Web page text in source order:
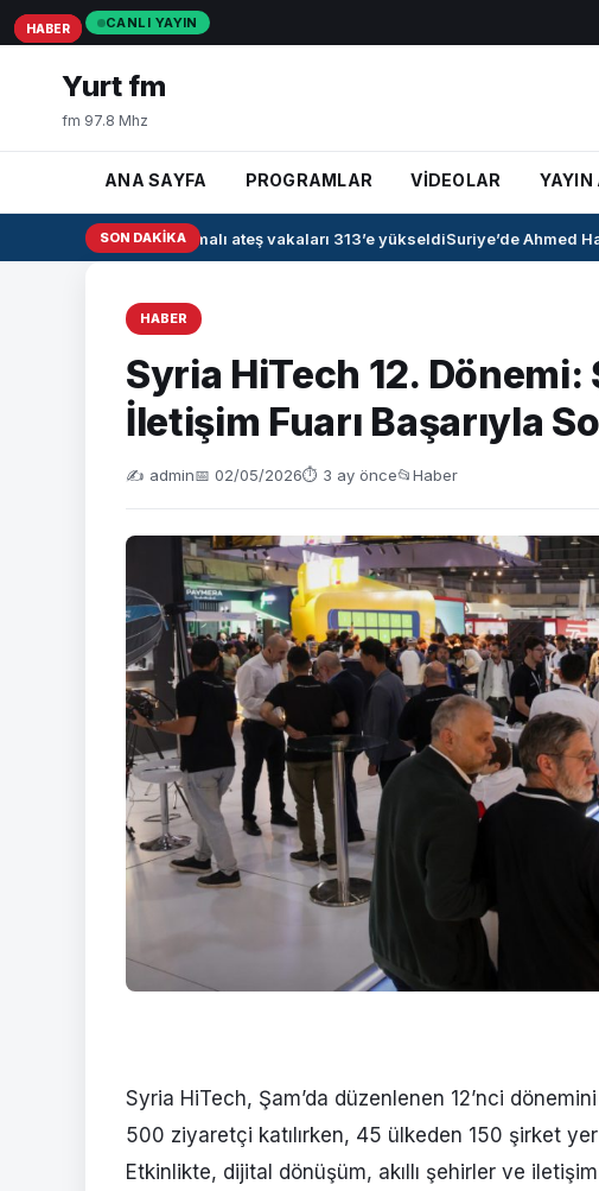
CANLI YAYIN
Yurt fm
fm 97.8 Mhz
ANA SAYFA PROGRAMLAR VİDEOLAR YAYIN
SON DAKIKA
Irak’ta kanamalı ateş vakaları 313’e yükseldiSuriye’de Ahmed
HABER
Syria HiTech 12. Dönemi:
İletişim Fuarı Başarıyla
✍️ admin📅 02/05/2026⏱ 3 ay önce📂Haber
Syria HiTech, Şam’da düzenlenen 12’nci
500 ziyaretçi katılırken, 45 ülkeden 150 şirket
Etkinlikte, dijital dönüşüm, akıllı şehirler ve
HABER
HABER
HABER